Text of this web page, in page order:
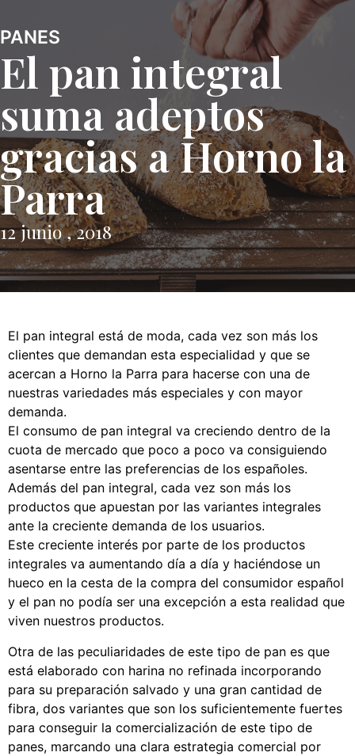
PANES
El pan integral
suma adeptos
gracias a Horno la
Parra
12 junio , 2018
El pan integral está de moda, cada vez son más los
clientes que demandan esta especialidad y que se
acercan a Horno la Parra para hacerse con una de
nuestras variedades más especiales y con mayor
demanda.
El consumo de pan integral va creciendo dentro de la
cuota de mercado que poco a poco va consiguiendo
asentarse entre las preferencias de los españoles.
Además del pan integral, cada vez son más los
productos que apuestan por las variantes integrales
ante la creciente demanda de los usuarios.
Este creciente interés por parte de los productos
integrales va aumentando día a día y haciéndose un
hueco en la cesta de la compra del consumidor español
y el pan no podía ser una excepción a esta realidad que
viven nuestros productos.
Otra de las peculiaridades de este tipo de pan es que
está elaborado con harina no refinada incorporando
para su preparación salvado y una gran cantidad de
fibra, dos variantes que son los suficientemente fuertes
para conseguir la comercialización de este tipo de
panes, marcando una clara estrategia comercial por